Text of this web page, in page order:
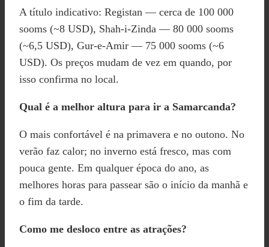
A título indicativo: Registan — cerca de 100 000
sooms (~8 USD), Shah-i-Zinda — 80 000 sooms
(~6,5 USD), Gur-e-Amir — 75 000 sooms (~6
USD). Os preços mudam de vez em quando, por
isso confirma no local.
Qual é a melhor altura para ir a Samarcanda?
O mais confortável é na primavera e no outono. No
verão faz calor; no inverno está fresco, mas com
pouca gente. Em qualquer época do ano, as
melhores horas para passear são o início da manhã e
o fim da tarde.
Como me desloco entre as atrações?